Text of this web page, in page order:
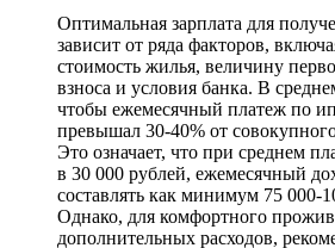
Оптимальная зарплата для
зависит от ряда факторов,
стоимость жилья, величину
взноса и условия банка. В
чтобы ежемесячный платеж по
превышал 30-40% от
Это означает, что при среднем
в 30 000 рублей, ежемесячный
составлять как минимум 75 000-
Однако, для комфортного
дополнительных расходов,